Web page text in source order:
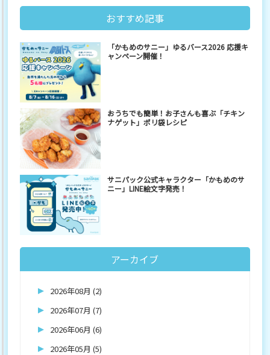
おすすめ記事
「かもめのサニー」ゆるバース2026 応援キ
ャンペーン開催！
おうちでも簡単！お子さんも喜ぶ「チキン
ナゲット」ポリ袋レシピ
サニパック公式キャラクター「かもめのサ
ニー」LINE絵文字発売！
アーカイブ
2026年08月 (2)
2026年07月 (7)
2026年06月 (6)
2026年05月 (5)